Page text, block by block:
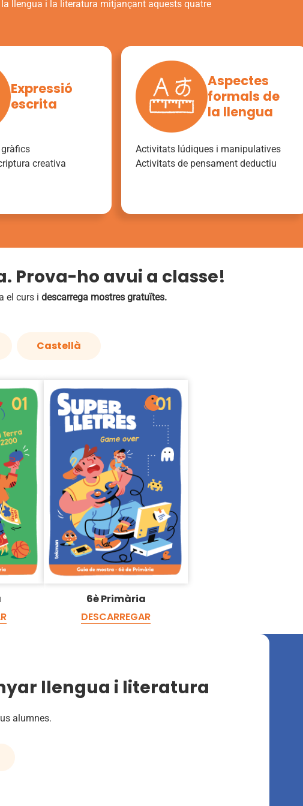
llengua i la literatura mitjançant aquests quatre
Expressió
escrita
creativa
Aspectes
formals de
la llengua
Activitats lúdiques i manipulatives
Activitats de pensament deductiu
Prova-ho avui a classe!
el curs i descarrega mostres gratuïtes.
Castellà
6è Primària
DESCARREGAR
llengua i literatura
alumnes.